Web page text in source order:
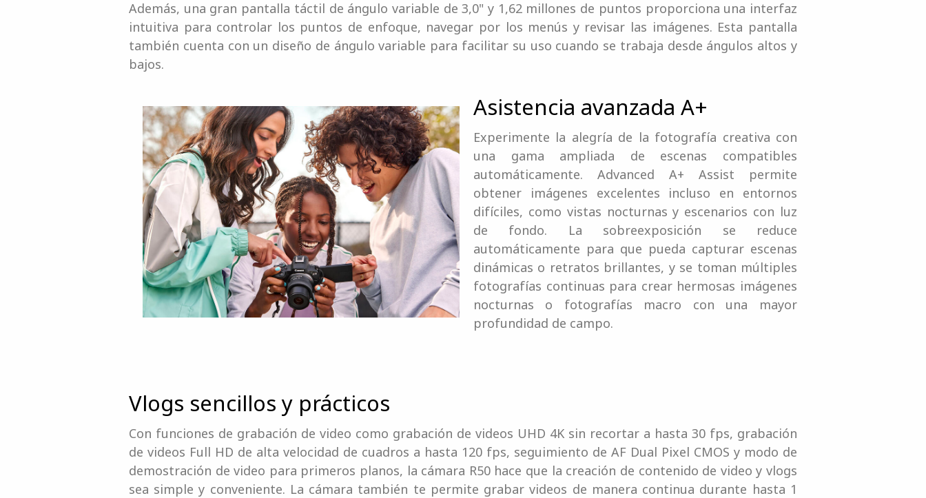
Además, una gran pantalla táctil de ángulo variable de 3,0" y 1,62 millones de puntos proporciona una interfaz
intuitiva para controlar los puntos de enfoque, navegar por los menús y revisar las imágenes. Esta pantalla
también cuenta con un diseño de ángulo variable para facilitar su uso cuando se trabaja desde ángulos altos y
bajos.
Asistencia avanzada A+
Experimente la alegría de la fotografía creativa con
una gama ampliada de escenas compatibles
automáticamente. Advanced A+ Assist permite
obtener imágenes excelentes incluso en entornos
difíciles, como vistas nocturnas y escenarios con luz
de fondo. La sobreexposición se reduce
automáticamente para que pueda capturar escenas
dinámicas o retratos brillantes, y se toman múltiples
fotografías continuas para crear hermosas imágenes
nocturnas o fotografías macro con una mayor
profundidad de campo.
Vlogs sencillos y prácticos
Con funciones de grabación de video como grabación de videos UHD 4K sin recortar a hasta 30 fps, grabación
de videos Full HD de alta velocidad de cuadros a hasta 120 fps, seguimiento de AF Dual Pixel CMOS y modo de
demostración de video para primeros planos, la cámara R50 hace que la creación de contenido de video y vlogs
sea simple y conveniente. La cámara también te permite grabar videos de manera continua durante hasta 1